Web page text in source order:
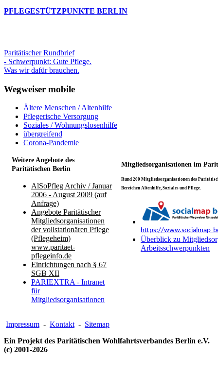
PFLEGESTÜTZPUNKTE BERLIN
Paritätischer Rundbrief
- Schwerpunkt: Gute Pflege.
Was wir dafür brauchen.
Wegweiser mobile
Ältere Menschen / Altenhilfe
Pflegerische Versorgung
Soziales / Wohnungslosenhilfe
übergreifend
Corona-Pandemie
Weitere Angebote des
Paritätischen Berlin
Mitgliedsorganisationen im
AlSoPfleg Archiv / Januar
2006 - August 2009 (auf
Anfrage)
Angebote Paritätischer
Mitgliedsorganisationen
der vollstationären Pflege
(Pflegeheim)
www.paritaet-
pflegeinfo.de
Einrichtungen nach § 67
SGB XII
PARIEXTRA - Intranet
für
Mitgliedsorganisationen
Rund 200 Mitgliedsorganisationen des
Bereichen Altenhilfe, Soziales und Pflege.
https://www.socialmap-
Überblick zu
Arbeitsschwerpunkten
Impressum - Kontakt - Sitemap
Ein Projekt des Paritätischen Wohlfahrtsverbandes Berlin e.V.
(c) 2001-2026